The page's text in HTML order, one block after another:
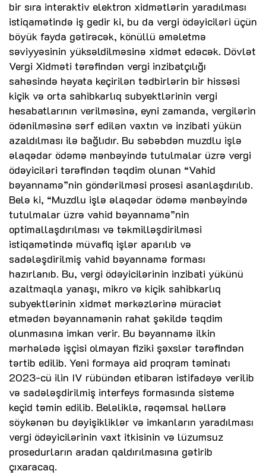
bir sıra interaktiv elektron xidmətlərin yaradılması
istiqamətində iş gedir ki, bu da vergi ödəyiciləri üçün
böyük fayda gətirəcək, könüllü əməletmə
səviyyəsinin yüksəldilməsinə xidmət edəcək. Dövlət
Vergi Xidməti tərəfindən vergi inzibatçılığı
sahəsində həyata keçirilən tədbirlərin bir hissəsi
kiçik və orta sahibkarlıq subyektlərinin vergi
hesabatlarının verilməsinə, eyni zamanda, vergilərin
ödənilməsinə sərf edilən vaxtın və inzibati yükün
azaldılması ilə bağlıdır. Bu səbəbdən muzdlu işlə
əlaqədar ödəmə mənbəyində tutulmalar üzrə vergi
ödəyiciləri tərəfindən təqdim olunan “Vahid
bəyannamə”nin göndərilməsi prosesi asanlaşdırılıb.
Belə ki, “Muzdlu işlə əlaqədar ödəmə mənbəyində
tutulmalar üzrə vahid bəyannamə”nin
optimallaşdırılması və təkmilləşdirilməsi
istiqamətində müvafiq işlər aparılıb və
sadələşdirilmiş vahid bəyannamə forması
hazırlanıb. Bu, vergi ödəyicilərinin inzibati yükünü
azaltmaqla yanaşı, mikro və kiçik sahibkarlıq
subyektlərinin xidmət mərkəzlərinə müraciət
etmədən bəyannamənin rahat şəkildə təqdim
olunmasına imkan verir. Bu bəyannamə ilkin
mərhələdə işçisi olmayan fiziki şəxslər tərəfindən
tərtib edilib. Yeni formaya aid proqram təminatı
2023-cü ilin IV rübündən etibarən istifadəyə verilib
və sadələşdirilmiş interfeys formasında sistemə
keçid təmin edilib. Beləliklə, rəqəmsal həllərə
söykənən bu dəyişikliklər və imkanların yaradılması
vergi ödəyicilərinin vaxt itkisinin və lüzumsuz
prosedurların aradan qaldırılmasına gətirib
çıxaracaq.